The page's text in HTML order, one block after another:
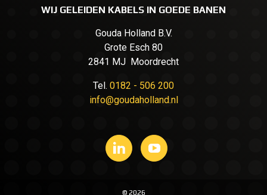
WIJ GELEIDEN KABELS IN GOEDE BANEN
Gouda Holland B.V.
Grote Esch 80
2841 MJ Moordrecht
Tel. 0182 - 506 200
info@goudaholland.nl
© 2026